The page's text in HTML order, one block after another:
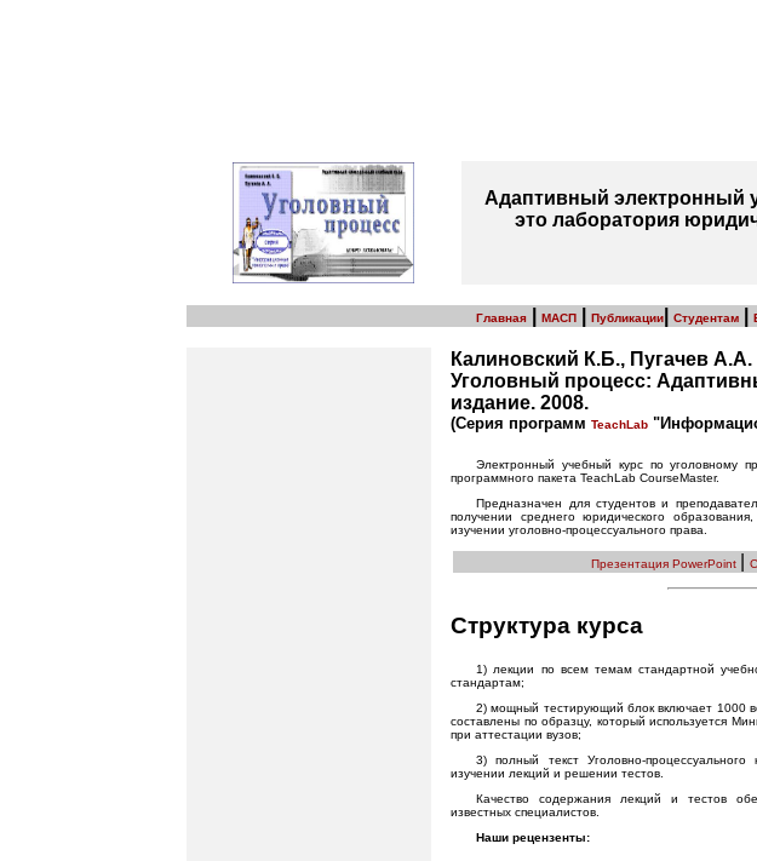
Адаптивный электронный
это лаборатория
Главная МАСП Публикации Студентам
Калиновский К.Б., Пугачев А.А.
Уголовный процесс:
издание. 2008.
(Серия программ TeachLab
Электронный учебный курс по уголовному
программного пакета TeachLab CourseMaster.
Предназначен для студентов и
получении среднего юридического
изучении уголовно-процессуального права.
Презентация PowerPoint
Структура курса
1) лекции по всем темам стандартной
стандартам;
2) мощный тестирующий блок включает 1000
составлены по образцу, который используется
при аттестации вузов;
3) полный текст Уголовно-
изучении лекций и решении тестов.
Качество содержания лекций и тестов
известных специалистов.
Наши рецензенты: